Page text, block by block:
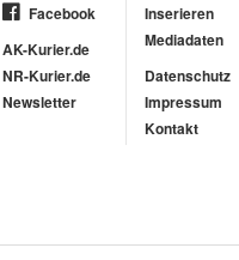
Facebook
AK-Kurier.de
NR-Kurier.de
Newsletter
Inserieren
Mediadaten
Datenschutz
Impressum
Kontakt